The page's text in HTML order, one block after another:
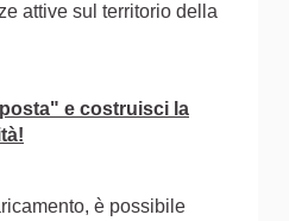
attive sul territorio della
e costruisci la
è possibile